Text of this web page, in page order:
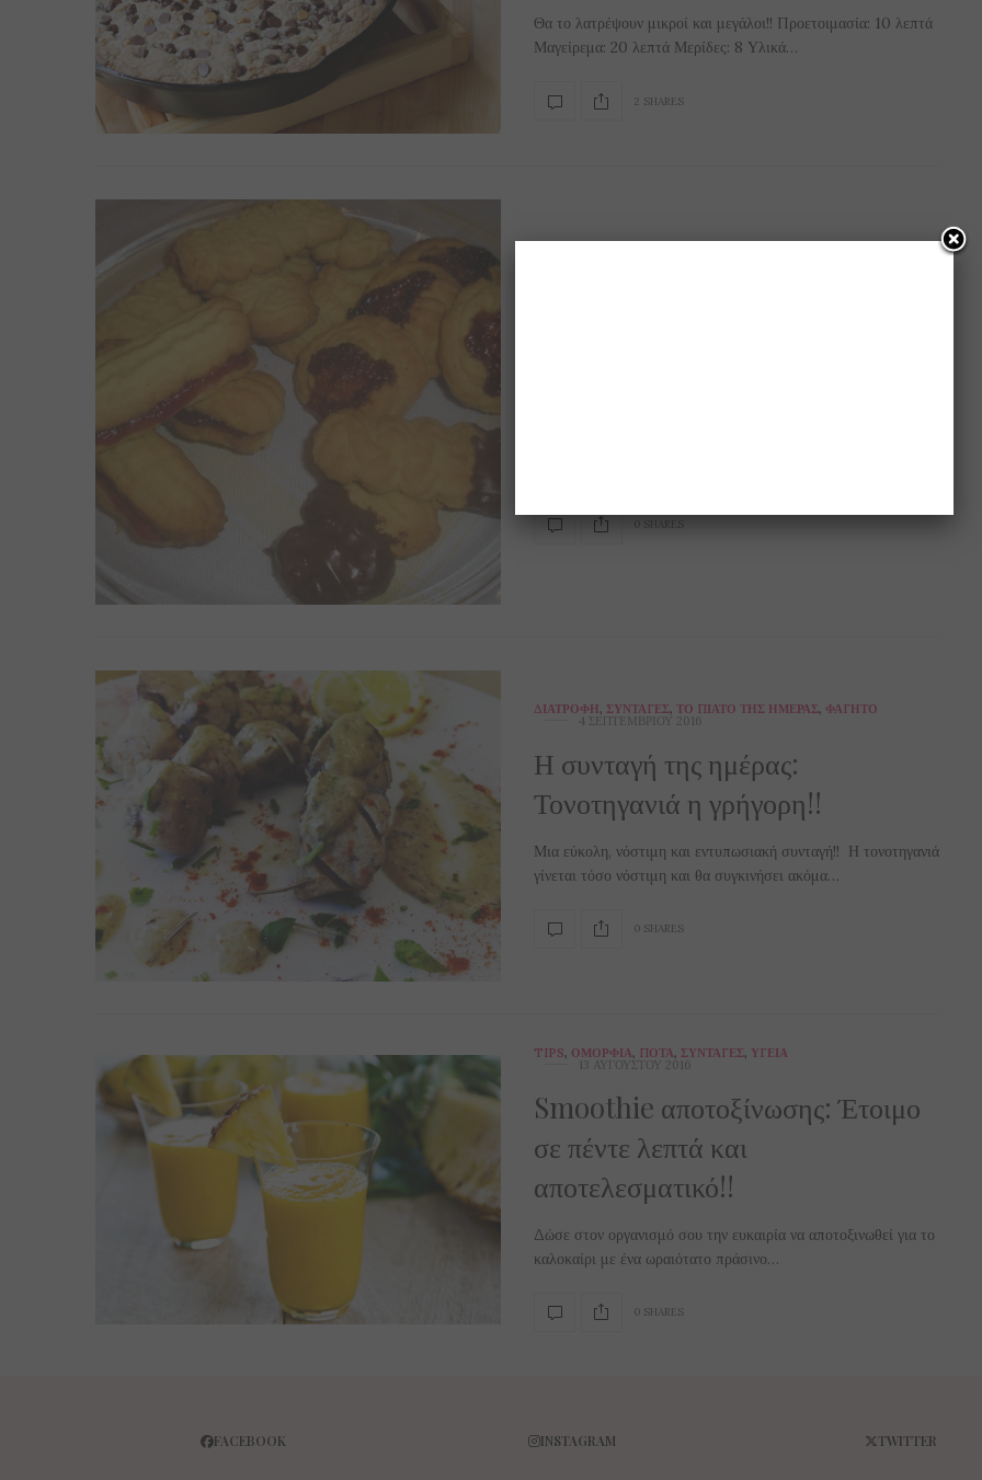
Θα το λατρέψουν μικροί και μεγάλοι!! Προετοιμασία: 10 λεπτά
Μαγείρεμα: 20 λεπτά Μερίδες: 8 Υλικά…
2 SHARES
0 SHARES
ΔΙΑΤΡΟΦΉ, ΣΥΝΤΑΓΈΣ, ΤΟ ΠΙΆΤΟ ΤΗΣ ΗΜΈΡΑΣ, ΦΑΓΗΤΌ
4 ΣΕΠΤΕΜΒΡΊΟΥ 2016
Η συνταγή της ημέρας:
Τονοτηγανιά η γρήγορη!!
Μια εύκολη, νόστιμη και εντυπωσιακή συνταγή!! Η τονοτηγανιά
γίνεται τόσο νόστιμη και θα συγκινήσει ακόμα…
0 SHARES
TIPS, ΟΜΟΡΦΙΆ, ΠΟΤΆ, ΣΥΝΤΑΓΈΣ, ΥΓΕΊΑ
13 ΑΥΓΟΎΣΤΟΥ 2016
Smoothie αποτοξίνωσης: Έτοιμο
σε πέντε λεπτά και
αποτελεσματικό!!
Δώσε στον οργανισμό σου την ευκαιρία να αποτοξινωθεί για το
καλοκαίρι με ένα ωραιότατο πράσινο…
0 SHARES
FACEBOOK INSTAGRAM TWITTER